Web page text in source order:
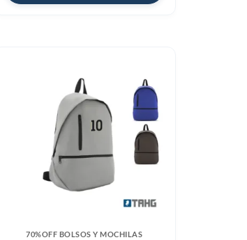
70%OFF BOLSOS Y MOCHILAS